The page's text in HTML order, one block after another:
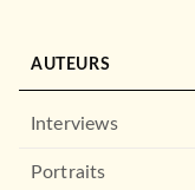
AUTEURS
Interviews
Portraits